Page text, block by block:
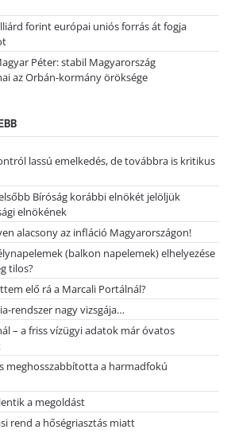
forint európai uniós forrás át fogja
Péter: stabil Magyarország
az Orbán-kormány öröksége
lassú emelkedés, de továbbra is kritikus
Bíróság korábbi elnökét jelöljük
elnökének
alacsony az infláció Magyarországon!
(balkon napelemek) elhelyezése
tilos?
elő rá a Marcali Portálnál?
rendszer nagy vizsgája…
– a friss vízügyi adatok már óvatos
meghosszabbította a harmadfokú
a megoldást
rend a hőségriasztás miatt